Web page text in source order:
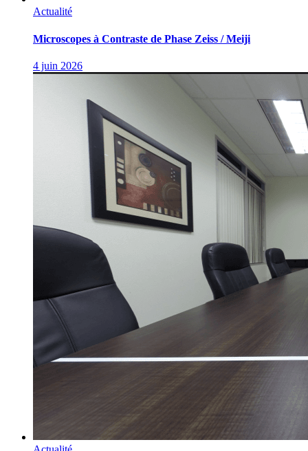
Actualité
Microscopes à Contraste de Phase Zeiss / Meiji
4 juin 2026